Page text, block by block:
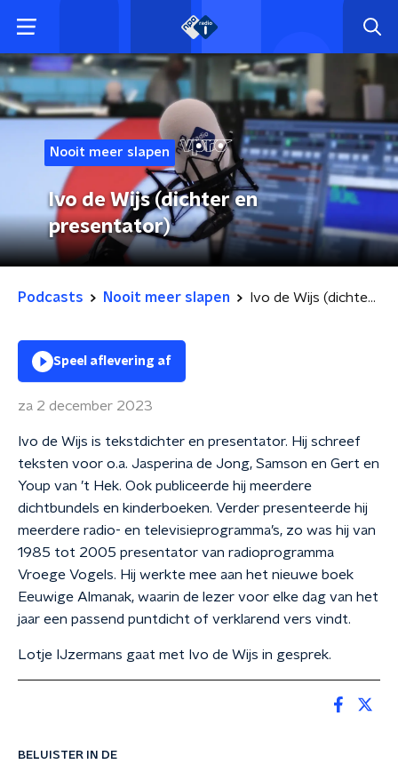
Nooit meer slapen
Ivo de Wijs (dichter en
presentator)
Podcasts Nooit meer slapen Ivo de Wijs (dichter en presentator)
BELUISTER IN DE
Speel aflevering af
za 2 december 2023
Ivo de Wijs is tekstdichter en presentator. Hij schreef
teksten voor o.a. Jasperina de Jong, Samson en Gert en
Youp van ’t Hek. Ook publiceerde hij meerdere
dichtbundels en kinderboeken. Verder presenteerde hij
meerdere radio- en televisieprogramma’s, zo was hij van
1985 tot 2005 presentator van radioprogramma
Vroege Vogels. Hij werkte mee aan het nieuwe boek
Eeuwige Almanak, waarin de lezer voor elke dag van het
jaar een passend puntdicht of verklarend vers vindt.
Lotje IJzermans gaat met Ivo de Wijs in gesprek.